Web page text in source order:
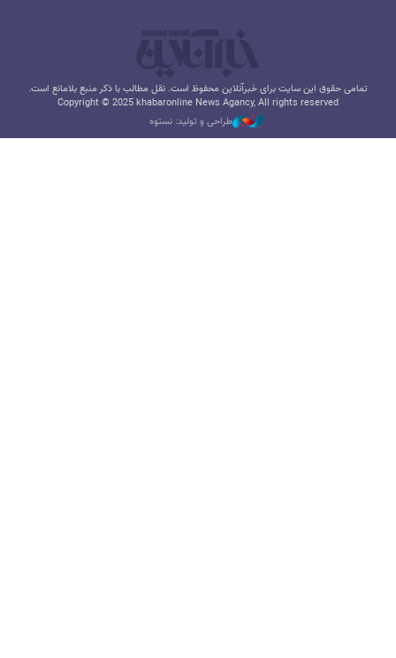
تمامی حقوق این سایت برای خبرآنلاین محفوظ است. نقل مطالب با ذکر منبع بلامانع است.
Copyright © 2025 khabaronline News Agancy, All rights reserved
طراحی و تولید: نستوه